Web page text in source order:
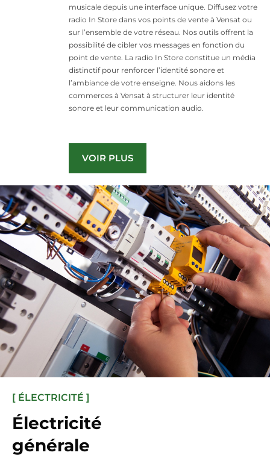
musicale depuis une interface unique. Diffusez votre
radio In Store dans vos points de vente à Vensat ou
sur l’ensemble de votre réseau. Nos outils offrent la
possibilité de cibler vos messages en fonction du
point de vente. La radio In Store constitue un média
distinctif pour renforcer l’identité sonore et
l’ambiance de votre enseigne. Nous aidons les
commerces à Vensat à structurer leur identité
sonore et leur communication audio.
VOIR PLUS
[ ÉLECTRICITÉ ]
Électricité
générale